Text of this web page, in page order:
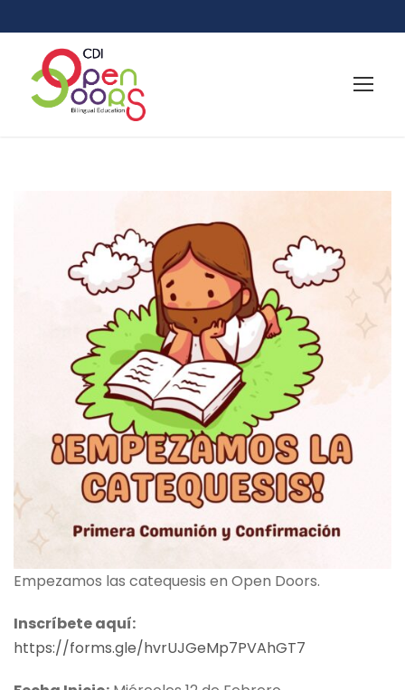
Empezamos las catequesis en Open Doors.
Inscríbete aquí:
https://forms.gle/hvrUJGeMp7PVAhGT7